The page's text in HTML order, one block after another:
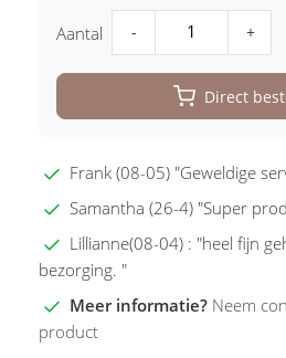
Aantal - +
Direct
Frank (08-05) "Geweldige
Samantha (26-4) "Super
Lillianne(08-04) : "heel fijn
bezorging. "
Meer informatie? Neem
product